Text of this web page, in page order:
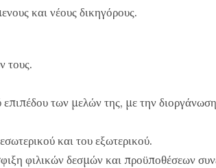
και νέους δικηγόρους.
τους.
των μελών της, με την
και του εξωτερικού.
φιλικών δεσμών και προϋποθέσεων